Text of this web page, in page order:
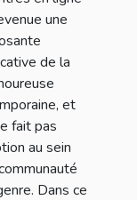
une
de la
et
fait pas
au sein
Dans ce